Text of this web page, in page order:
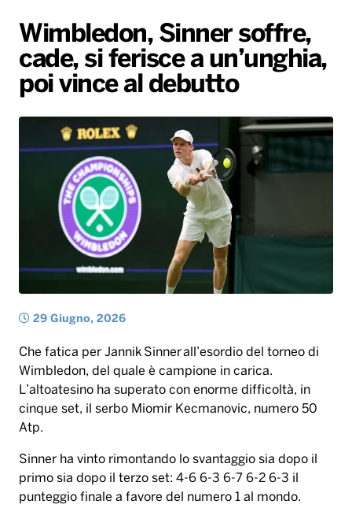
Hit Dance
Giochi&Concorsi
PALATOUR
Locali
Musica e Spettacolo
Sport
Radio Norba Consiglia
Leggerissime
Playlist
Generale
Novità
Notiziario
Interviste
Oroscopo
Speciale Astrabilia 2026
Gallery
Radio Norba News TV
Voce al Bari
Battiti Live 2026
Gallery
Wimbledon, Sinner soffre,
cade, si ferisce a un’unghia,
poi vince al debutto
29 Giugno, 2026
Che fatica per Jannik Sinner all’esordio del torneo di
Wimbledon, del quale è campione in carica.
L’altoatesino ha superato con enorme difficoltà, in
cinque set, il serbo Miomir Kecmanovic, numero 50
Atp.
Sinner ha vinto rimontando lo svantaggio sia dopo il
primo sia dopo il terzo set: 4-6 6-3 6-7 6-2 6-3 il
punteggio finale a favore del numero 1 al mondo.